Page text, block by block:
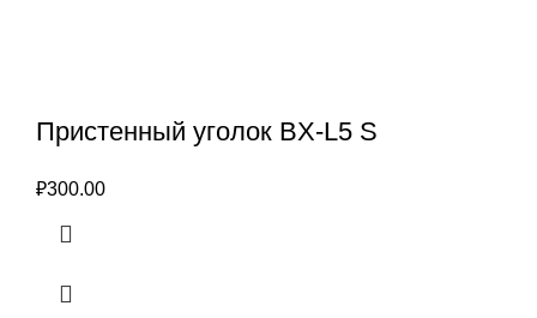
Пристенный уголок BX-L5 S
₽300.00